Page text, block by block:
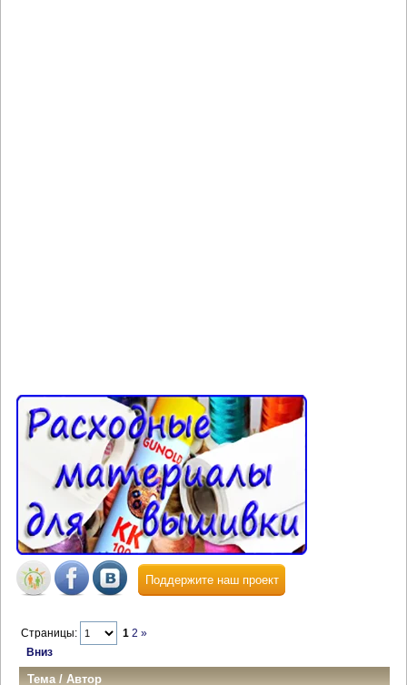
Поддержите наш проект
Страницы: 1 2 »
Вниз
Тема/Автор